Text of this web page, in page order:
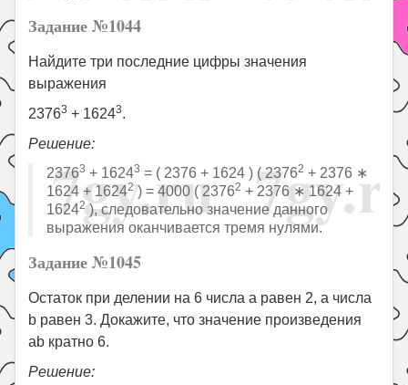
Задание №1044
Найдите три последние цифры значения
выражения
23763 + 16243.
Решение:
23763 + 16243 = ( 2376 + 1624 ) ( 23762 + 2376 ∗
1624 + 16242) = 4000 ( 23762 + 2376 ∗ 1624 +
16242), следовательно значение данного
выражения оканчивается тремя нулями.
Задание №1045
Остаток при делении на 6 числа a равен 2, а числа
b равен 3. Докажите, что значение произведения
ab кратно 6.
Решение: